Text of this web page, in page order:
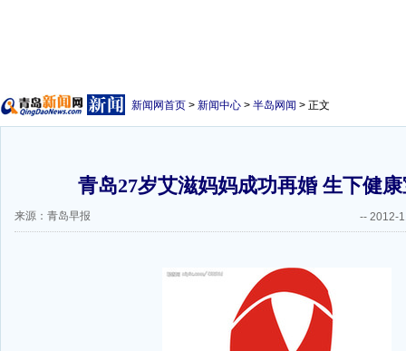
新闻网首页 > 新闻中心 > 半岛网闻 > 正文
青岛27岁艾滋妈妈成功再婚 生下健
来源：青岛早报 -- 2012-